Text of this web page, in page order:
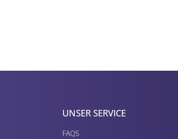
UNSER SERVICE
FAQS